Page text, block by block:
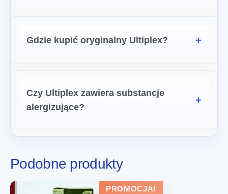
Gdzie kupić oryginalny Ultiplex?
Czy Ultiplex zawiera substancje
alergizujące?
Podobne produkty
PROMOCJA!